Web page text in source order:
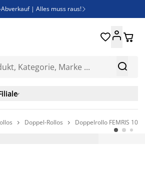
| Alles muss raus! 
Entdecke JYSK-B2B
ADSLEV um nur 40€ 
 

 Doppel-Rollos  Doppelrollo FEMRIS